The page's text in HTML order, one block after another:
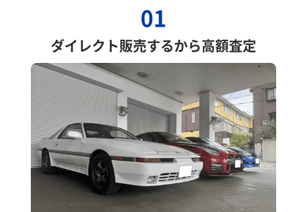
01
ダイレクト販売するから高額査定